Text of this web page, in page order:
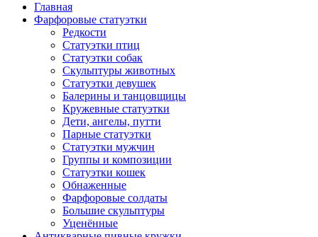
Главная
Фарфоровые статуэтки
Редкости
Cтатуэтки птиц
Cтатуэтки собак
Скульптуры животных
Статуэтки девушек
Балерины и танцовщицы
Кружевные статуэтки
Дети, ангелы, путти
Парные статуэтки
Статуэтки мужчин
Группы и композиции
Статуэтки кошек
Обнаженные
Фарфоровые солдаты
Большие скульптуры
Уценённые